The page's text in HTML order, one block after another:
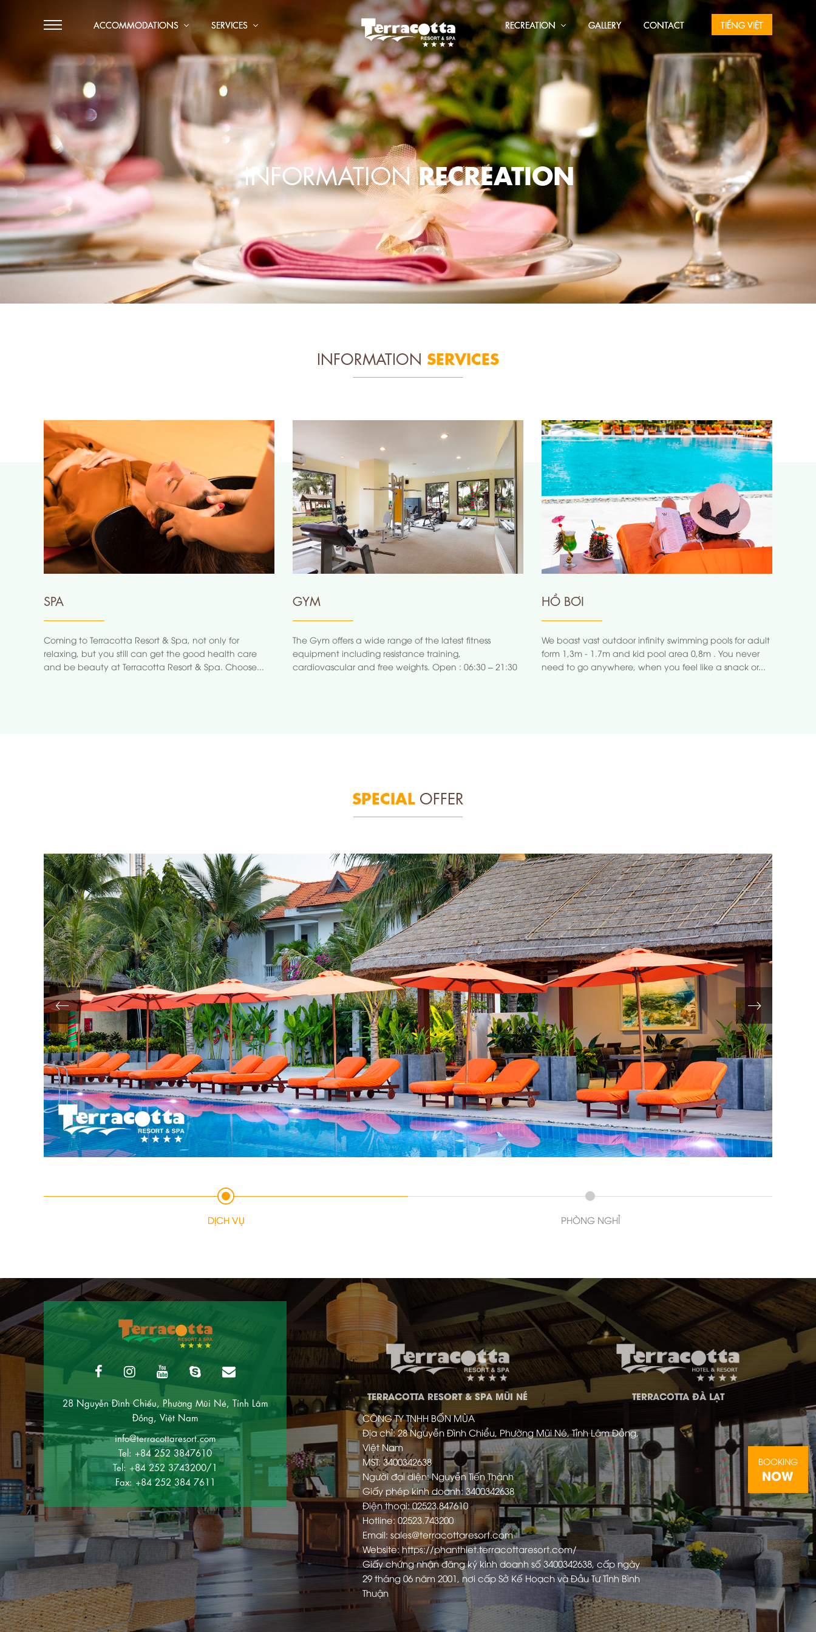
ACCOMMODATIONS SERVICES RECREATION GALLERY CONTACT TIẾNG VIỆT
INFORMATIONRECREATION
INFORMATION SERVICES
SPA
Coming to Terracotta Resort & Spa, not only for
relaxing, but you still can get the good health care
and be beauty at Terracotta Resort & Spa. Choose...
GYM
The Gym offers a wide range of the latest fitness
equipment including resistance training,
cardiovascular and free weights. Open : 06:30 – 21:30
HỒ BƠI
We boast vast outdoor infinity swimming pools for adult
form 1,3m - 1.7m and kid pool area 0,8m . You never
need to go anywhere, when you feel like a snack or...
SPECIALOFFER
DỊCH VỤ PHÒNG NGHỈ
28 Nguyễn Đình Chiểu, Phường Mũi Né, Tỉnh Lâm
Đồng, Việt Nam
info@terracottaresort.com
Tel: +84 252 3847610
Tel: +84 252 3743200/1
Fax: +84 252 384 7611
TERRACOTTA RESORT & SPA MŨI NÉ TERRACOTTA ĐÀ LẠT
CÔNG TY TNHH BỐN MÙA
Địa chỉ: 28 Nguyễn Đình Chiểu, Phường Mũi Né, Tỉnh Lâm Đồng,
Việt Nam
MST: 3400342638
Người đại diện: Nguyễn Tiến Thành
Giấy phép kinh doanh: 3400342638
Điện thoại: 02523.847610
Hotline: 02523.743200
Email: sales@terracottaresort.com
Website: https://phanthiet.terracottaresort.com/
Giấy chứng nhận đăng ký kinh doanh số 3400342638, cấp ngày
29 tháng 06 năm 2001, nơi cấp Sở Kế Hoạch và Đầu Tư Tỉnh Bình
Thuận
BOOKING
NOW